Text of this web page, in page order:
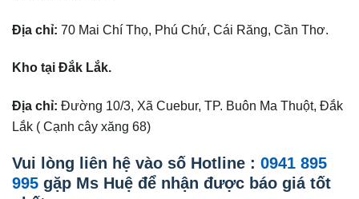
Địa chỉ: 70 Mai Chí Thọ, Phú Chứ, Cái Răng, Cần Thơ.
Kho tại Đắk Lắk.
Địa chỉ: Đường 10/3, Xã Cuebur, TP. Buôn Ma Thuột, Đắk
Lắk ( Cạnh cây xăng 68)
Vui lòng liên hệ vào số Hotline : 0941 895
995 gặp Ms Huệ để nhận được báo giá tốt